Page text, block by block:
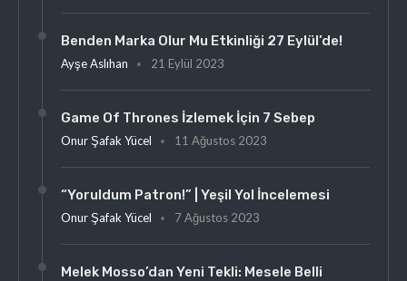
Benden Marka Olur Mu Etkinliği 27 Eylül’de!
Ayşe Aslıhan 21 Eylül 2023
Game Of Thrones İzlemek İçin 7 Sebep
Onur Şafak Yücel 11 Ağustos 2023
“Yoruldum Patron!” | Yeşil Yol İncelemesi
Onur Şafak Yücel 7 Ağustos 2023
Melek Mosso’dan Yeni Tekli: Mesele Belli